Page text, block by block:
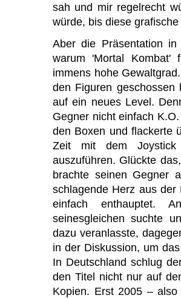
sah und mir regelrecht
würde, bis diese
Aber die Präsentation
warum 'Mortal Kombat'
immens hohe
den Figuren geschossen
auf ein neues Level.
Gegner nicht einfach
den Boxen und flackerte
Zeit mit dem Joystick
auszuführen. Glückte
brachte seinen Gegner
schlagende Herz aus
einfach enthauptet.
seinesgleichen suchte
dazu veranlasste,
in der Diskussion, um
In Deutschland schlug
den Titel nicht nur auf
Kopien. Erst 2005 –